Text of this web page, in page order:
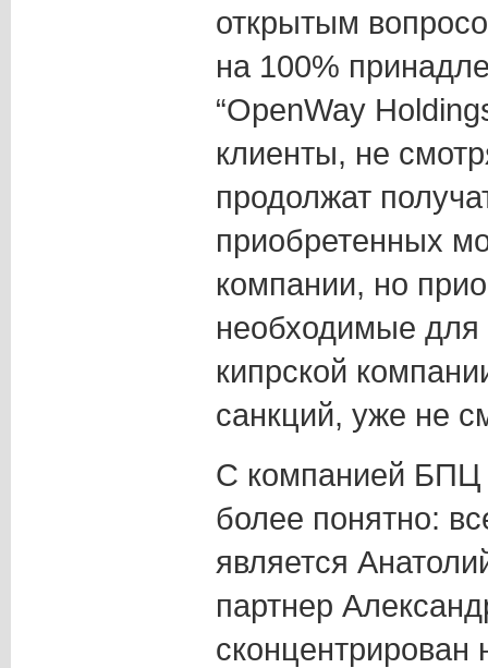
открытым
на 100%
“OpenWay
клиенты, не
продолжат
приобретенных
компании, но
необходимые для
кипрской
санкций, уже не
С компанией БПЦ
более понятно:
является
партнер
сконцентрирован